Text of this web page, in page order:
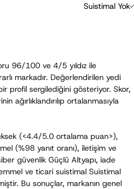
Suistimal Yok
0
96/100 ve 4/5 yıldız ile
markadır. Değerlendirilen yedi
profil sergilediğini gösteriyor. Skor,
ağırlıklandırılıp ortalanmasıyla
(<4.4/5.0 ortalama puan>),
(%98 yanıt oranı), iletişim ve
güvenlik Güçlü Altyapı, iade
ve ticari suistimal Suistimal
Bu sonuçlar, markanın genel